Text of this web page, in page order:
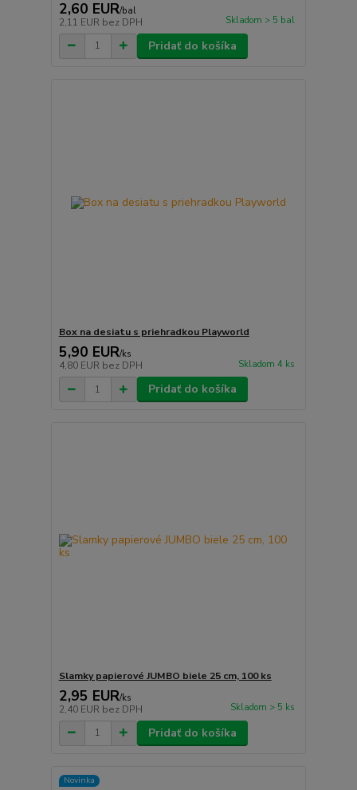
2,60 EUR/bal
2,11 EUR bez DPH Skladom > 5 bal
Pridať do košíka
Box na desiatu s priehradkou Playworld
5,90 EUR/ks
4,80 EUR bez DPH Skladom 4 ks
Pridať do košíka
Slamky papierové JUMBO biele 25 cm, 100 ks
2,95 EUR/ks
2,40 EUR bez DPH Skladom > 5 ks
Pridať do košíka
Novinka